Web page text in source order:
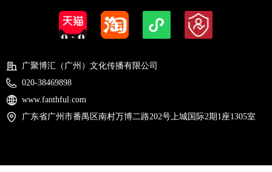
广聚博汇（广州）文化传播有限公司
020-38469898
www.fanthful.com
广东省广州市番禺区南村万博二路202号上城国际2期1座1305室